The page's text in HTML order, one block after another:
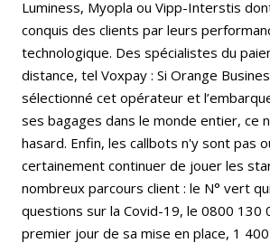
Luminess, Myopla ou Vipp-Interstis
conquis des clients par leurs
technologique. Des spécialistes du
distance, tel Voxpay : Si Orange
sélectionné cet opérateur et
ses bagages dans le monde entier, ce
hasard. Enfin, les callbots n'y sont pas
certainement continuer de jouer les
nombreux parcours client : le N° vert
questions sur la Covid-19, le 0800 130
premier jour de sa mise en place, 1